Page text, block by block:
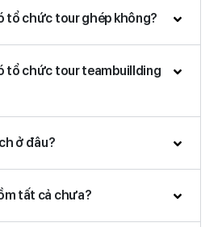
tổ chức tour ghép không?
tổ chức tour teambuillding
ở đâu?
tất cả chưa?